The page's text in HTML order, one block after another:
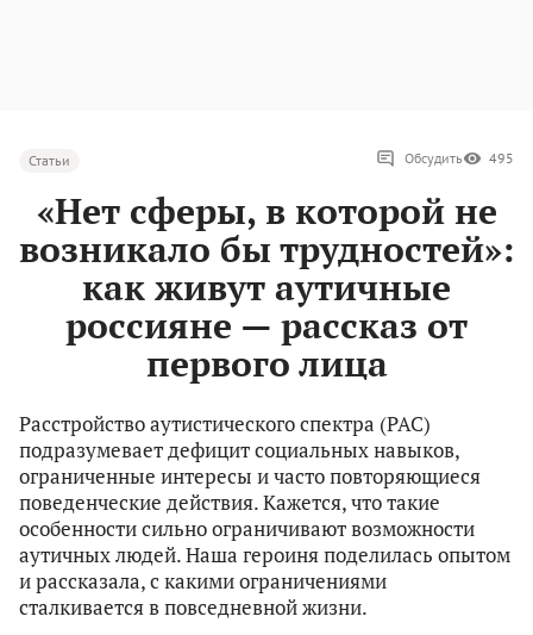
Статьи Обсудить 495
«Нет сферы, в которой не
возникало бы трудностей»:
как живут аутичные
россияне — рассказ от
первого лица
Расстройство аутистического спектра (РАС)
подразумевает дефицит социальных навыков,
ограниченные интересы и часто повторяющиеся
поведенческие действия. Кажется, что такие
особенности сильно ограничивают возможности
аутичных людей. Наша героиня поделилась опытом
и рассказала, с какими ограничениями
сталкивается в повседневной жизни.